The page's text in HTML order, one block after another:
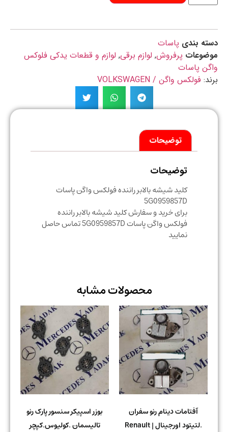
بندی پاسات
پرفروش,لوازم برقی,لوازم و قطعات یدکی فلوکس
پاسات
فولکس واگن / VOLKSWAGEN
توضیحات
توضیحات
کلید شیشه بالابر راننده فولکس واگن پاسات
5G0959857D
برای خرید و سفارش کلید شیشه بالابر راننده
فولکس واگن پاسات 5G0959857D تماس حاصل
نمایید
محصولات مشابه
آفتامات دینام رنو سفران
.لتیتود اورجینال | Renault
بوزر اسپیکر سنسور پارک رنو
تالیسمان .کولیوس.کپچر